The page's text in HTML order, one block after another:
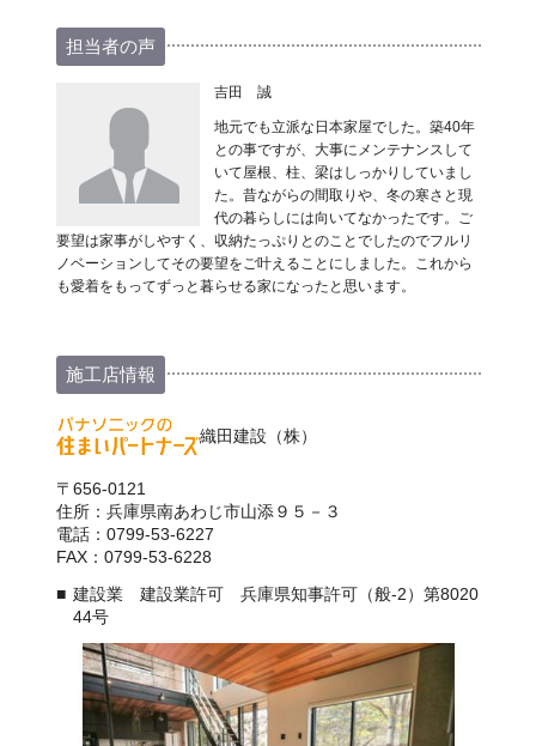
担当者の声
吉田 誠
地元でも立派な日本家屋でした。築40年
との事ですが、大事にメンテナンスして
いて屋根、柱、梁はしっかりしていまし
た。昔ながらの間取りや、冬の寒さと現
代の暮らしには向いてなかったです。ご
要望は家事がしやすく、収納たっぷりとのことでしたのでフルリ
ノベーションしてその要望をご叶えることにしました。これから
も愛着をもってずっと暮らせる家になったと思います。
施工店情報
織田建設（株）
〒656-0121
住所：兵庫県南あわじ市山添９５－３
電話：0799-53-6227
FAX：0799-53-6228
建設業 建設業許可 兵庫県知事許可（般-2）第8020
44号